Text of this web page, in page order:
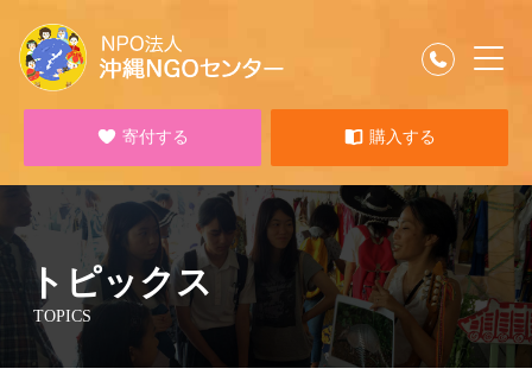
寄付する 購入する
トピックス
TOPICS